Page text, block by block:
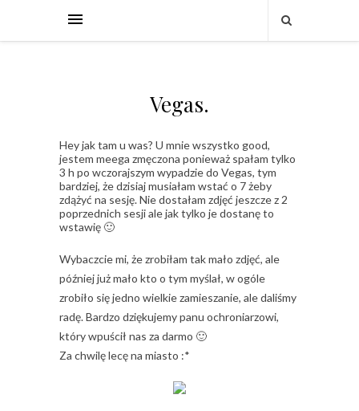
Vegas.
Hey jak tam u was? U mnie wszystko good,
jestem meega zmęczona ponieważ spałam tylko
3 h po wczorajszym wypadzie do Vegas, tym
bardziej, że dzisiaj musiałam wstać o 7 żeby
zdążyć na sesję. Nie dostałam zdjęć jeszcze z 2
poprzednich sesji ale jak tylko je dostanę to
wstawię 🙂
Wybaczcie mi, że zrobiłam tak mało zdjęć, ale
później już mało kto o tym myślał, w ogóle
zrobiło się jedno wielkie zamieszanie, ale daliśmy
radę. Bardzo dziękujemy panu ochroniarzowi,
który wpuścił nas za darmo 🙂
Za chwilę lecę na miasto :*